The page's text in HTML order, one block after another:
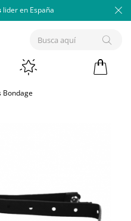
lider en España
Bondage